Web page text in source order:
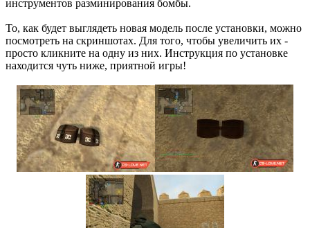
инструментов разминирования бомбы.
То, как будет выглядеть новая модель после установки, можно
посмотреть на скриншотах. Для того, чтобы увеличить их -
просто кликните на одну из них. Инструкция по установке
находится чуть ниже, приятной игры!